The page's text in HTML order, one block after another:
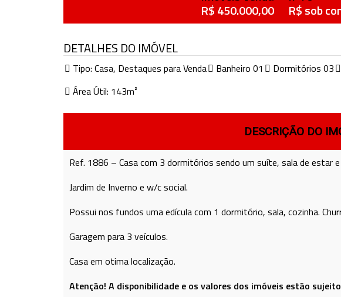
R$ 450.000,00 R$ sob
DETALHES DO IMÓVEL
Tipo: Casa, Destaques para Venda Banheiro 01 Dormitórios 03
Área Útil: 143m²
DESCRIÇÃO DO
Ref. 1886 – Casa com 3 dormitórios sendo um suíte, sala de estar
Jardim de Inverno e w/c social.
Possui nos fundos uma edícula com 1 dormitório, sala, cozinha.
Garagem para 3 veículos.
Casa em otima localização.
Atenção! A disponibilidade e os valores dos imóveis estão